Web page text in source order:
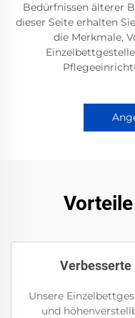
Bedürfnissen älterer
dieser Seite erhalten
die Merkmale,
Unsere
und